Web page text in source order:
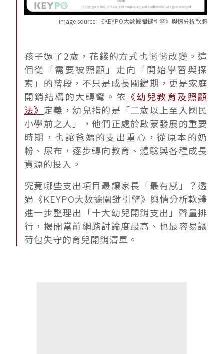
image source: 《KEYPO大數據關鍵引擎》輿情分析軟體
孩子過了2歲，花錢的方式也悄悄改變。這
個從「需要被照顧」走向「開始學習與探
索」的階段，不只是成長關鍵期，更是家庭
開銷結構的大轉彎。依 《幼兒教育及照顧
法》 定義，幼兒指的是「二歲以上至入國民
小學前之人」，他們正處於啟蒙發展的重要
時期，也讓爸媽的支出重心，從原本的奶
粉、尿布，逐步轉向教育、體驗與各種成長
資源的投入。
究竟哪些支出項目最讓家長「最有感」？透
過《KEYPO大數據關鍵引擎》輿情分析軟體
進一步整理出「十大幼兒開銷支出」聲量排
行，揭開當前網路討論度最高、也最容易讓
荷包失守的育兒開銷清單。